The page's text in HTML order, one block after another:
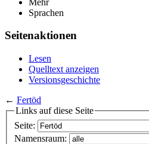
Sprachen
Seitenaktionen
Lesen
Quelltext anzeigen
Versionsgeschichte
← Fertöd
Links auf diese Seite
Seite:
Namensraum: